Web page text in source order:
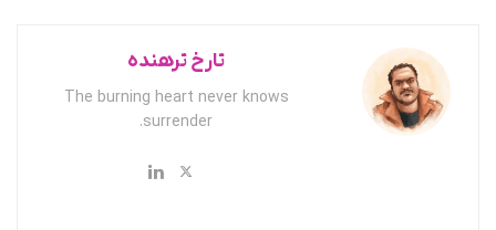
تارخ ترهنده
The burning heart never knows
surrender.